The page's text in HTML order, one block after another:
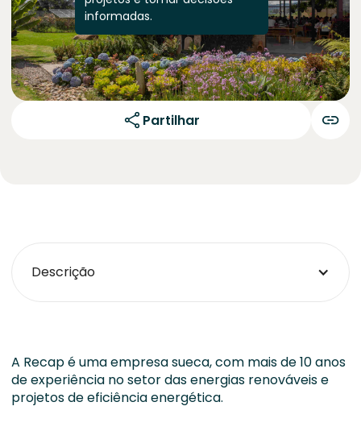
informadas.
Partilhar
Descrição
A Recap é uma empresa sueca, com mais de 10 anos
de experiência no setor das energias renováveis e
projetos de eficiência energética.